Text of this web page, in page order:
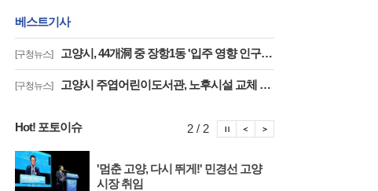
베스트기사
[구청뉴스] 고양시, 44개洞 중 장항1동 '입주 영향 인구 증가폭' 최고··풍산동도 증가세 지속
[구청뉴스] 고양시 주엽어린이도서관, 노후시설 교체 재개관 '다락·아기 독서공간 등 조성'
Hot! 포토이슈
'멈춘 고양, 다시 뛰게!' 민경선 고양
시장 취임
2 / 2 포토이슈 이전보기
포토이슈 정지